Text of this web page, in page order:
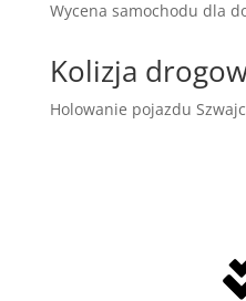
Wycena samochodu dla
Kolizja
Holowanie pojazdu